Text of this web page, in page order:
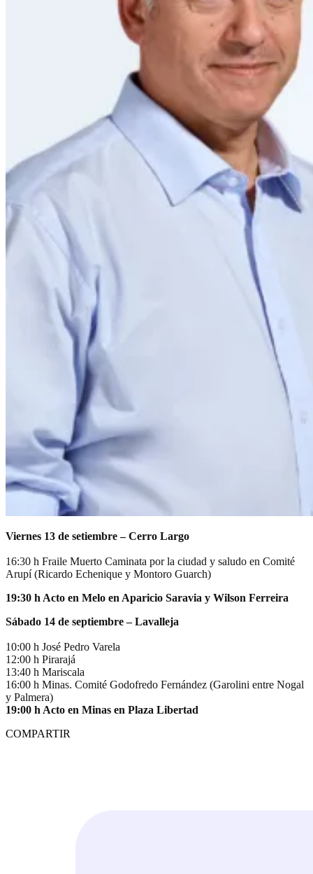
Viernes 13 de setiembre – Cerro Largo
16:30 h Fraile Muerto Caminata por la ciudad y saludo en Comité
Arupí (Ricardo Echenique y Montoro Guarch)
19:30 h Acto en Melo en Aparicio Saravia y Wilson Ferreira
Sábado 14 de septiembre – Lavalleja
10:00 h José Pedro Varela
12:00 h Pirarajá
13:40 h Mariscala
16:00 h Minas. Comité Godofredo Fernández (Garolini entre Nogal
y Palmera)
19:00 h Acto en Minas en Plaza Libertad
COMPARTIR